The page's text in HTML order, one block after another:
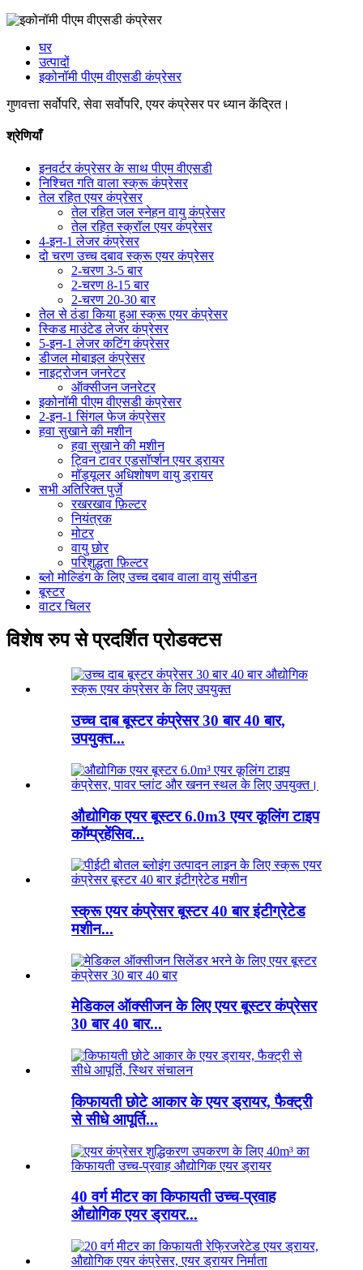
घर
उत्पादों
इकोनॉमी पीएम वीएसडी कंप्रेसर
गुणवत्ता सर्वोपरि, सेवा सर्वोपरि, एयर कंप्रेसर पर ध्यान केंद्रित।
श्रेणियाँ
इनवर्टर कंप्रेसर के साथ पीएम वीएसडी
निश्चित गति वाला स्क्रू कंप्रेसर
तेल रहित एयर कंप्रेसर
तेल रहित जल स्नेहन वायु कंप्रेसर
तेल रहित स्क्रॉल एयर कंप्रेसर
4-इन-1 लेजर कंप्रेसर
दो चरण उच्च दबाव स्क्रू एयर कंप्रेसर
2-चरण 3-5 बार
2-चरण 8-15 बार
2-चरण 20-30 बार
तेल से ठंडा किया हुआ स्क्रू एयर कंप्रेसर
स्किड माउंटेड लेजर कंप्रेसर
5-इन-1 लेजर कटिंग कंप्रेसर
डीजल मोबाइल कंप्रेसर
नाइट्रोजन जनरेटर
ऑक्सीजन जनरेटर
इकोनॉमी पीएम वीएसडी कंप्रेसर
2-इन-1 सिंगल फेज कंप्रेसर
हवा सुखाने की मशीन
हवा सुखाने की मशीन
ट्विन टावर एडसॉर्प्शन एयर ड्रायर
मॉड्यूलर अधिशोषण वायु ड्रायर
सभी अतिरिक्त पुर्जे
रखरखाव फ़िल्टर
नियंत्रक
मोटर
वायु छोर
परिशुद्धता फ़िल्टर
ब्लो मोल्डिंग के लिए उच्च दबाव वाला वायु संपीडन
बूस्टर
वाटर चिलर
विशेष रुप से प्रदर्शित प्रोडक्टस
उच्च दाब बूस्टर कंप्रेसर 30 बार 40 बार,
उपयुक्त...
औद्योगिक एयर बूस्टर 6.0m3 एयर कूलिंग टाइप
कॉम्प्रहेंसिव...
स्क्रू एयर कंप्रेसर बूस्टर 40 बार इंटीग्रेटेड
मशीन...
मेडिकल ऑक्सीजन के लिए एयर बूस्टर कंप्रेसर
30 बार 40 बार...
किफायती छोटे आकार के एयर ड्रायर, फैक्ट्री
से सीधे आपूर्ति...
40 वर्ग मीटर का किफायती उच्च-प्रवाह
औद्योगिक एयर ड्रायर...